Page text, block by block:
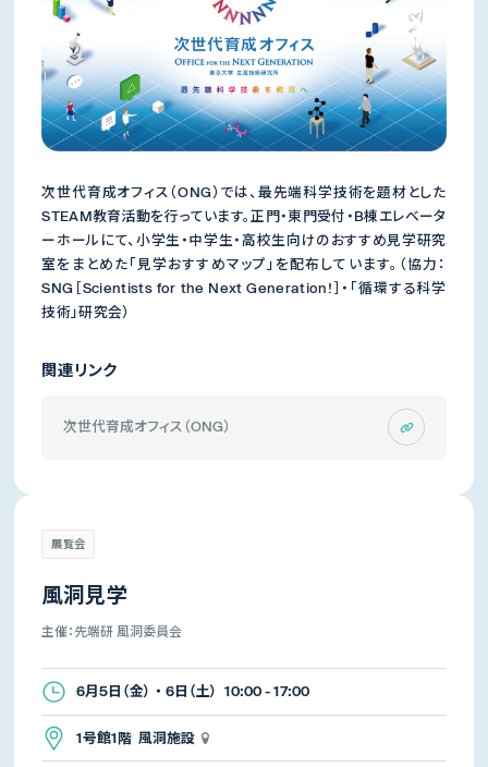
次世代育成オフィス（ONG）では、最先端科学技術を題材とした
STEAM教育活動を行っています。正門・東門受付・B棟エレベータ
ーホールにて、小学生・中学生・高校生向けのおすすめ見学研究
室をまとめた「見学おすすめマップ」を配布しています。（協力：
SNG［Scientists for the Next Generation!］・「循環する科学
技術」研究会）
関連リンク
次世代育成オフィス（ONG）
展覧会
風洞見学
主催：先端研 風洞委員会
6月5日（金） ・ 6日（土） 10:00 - 17:00
1号館1階 風洞施設